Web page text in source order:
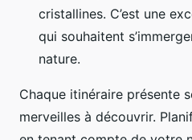
cristallines. C’est une
qui souhaitent
nature.
Chaque itinéraire présente
merveilles à découvrir.